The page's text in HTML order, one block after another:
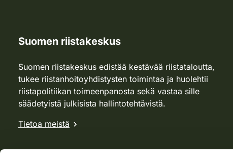
Suomen riistakeskus
Suomen riistakeskus edistää kestävää riistataloutta,
tukee riistanhoitoyhdistysten toimintaa ja huolehtii
riistapolitiikan toimeenpanosta sekä vastaa sille
säädetyistä julkisista hallintotehtävistä.
Tietoa meistä